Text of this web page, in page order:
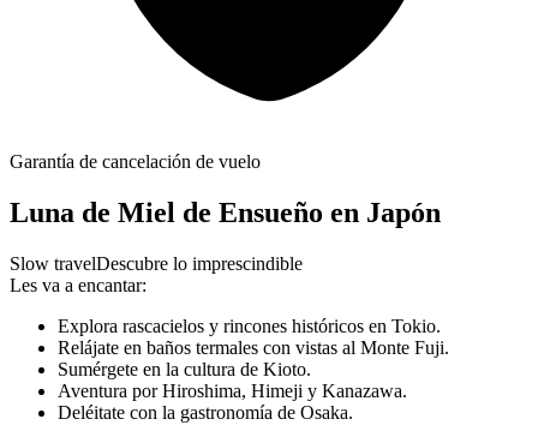
Garantía de cancelación de vuelo
Luna de Miel de Ensueño en Japón
Slow travelDescubre lo imprescindible
Les va a encantar:
Explora rascacielos y rincones históricos en Tokio.
Relájate en baños termales con vistas al Monte Fuji.
Sumérgete en la cultura de Kioto.
Aventura por Hiroshima, Himeji y Kanazawa.
Deléitate con la gastronomía de Osaka.